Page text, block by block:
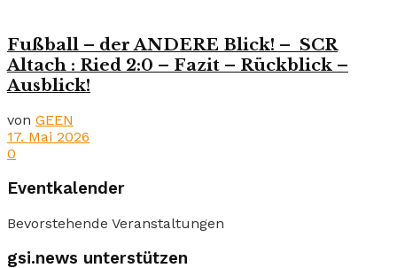
Fußball – der ANDERE Blick! – SCR
Altach : Ried 2:0 – Fazit – Rückblick –
Ausblick!
von GEEN
17. Mai 2026
0
Eventkalender
Bevorstehende Veranstaltungen
gsi.news unterstützen